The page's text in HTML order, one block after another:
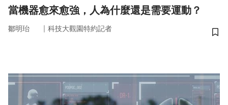
當機器愈來愈強，人為什麼還是需要運動？
鄒明珆 ｜ 科技大觀園特約記者
儲